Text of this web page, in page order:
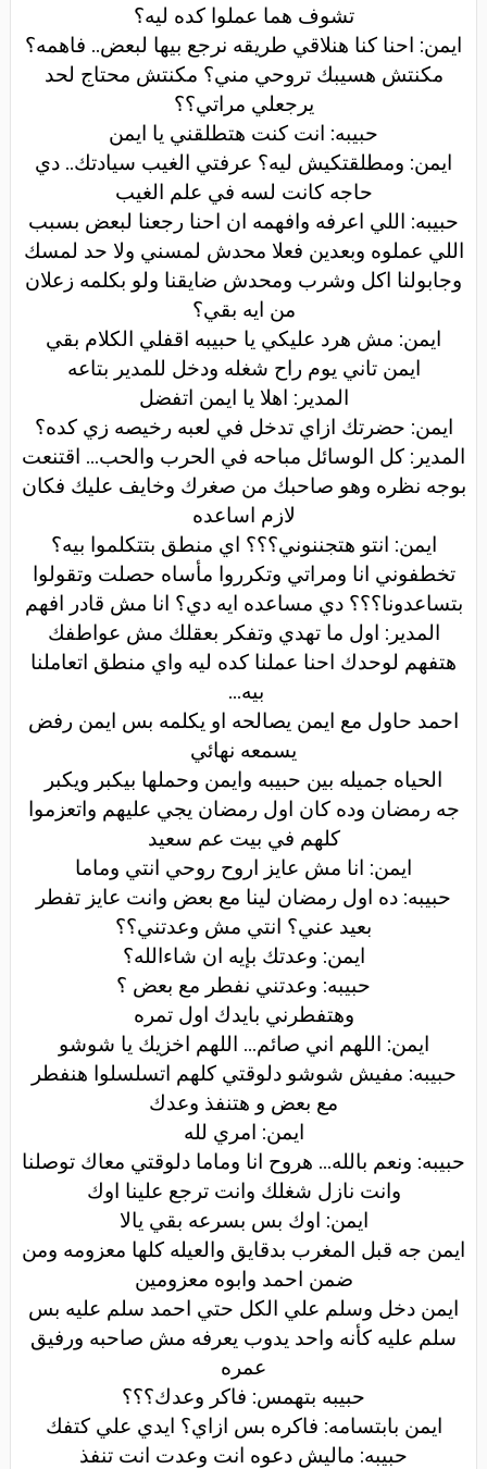
تشوف هما عملوا كده ليه؟
ايمن: احنا كنا هنلاقي طريقه نرجع بيها لبعض.. فاهمه؟
مكنتش هسيبك تروحي مني؟ مكنتش محتاج لحد
يرجعلي مراتي؟؟
حبيبه: انت كنت هتطلقني يا ايمن
ايمن: ومطلقتكيش ليه؟ عرفتي الغيب سيادتك.. دي
حاجه كانت لسه في علم الغيب
حبيبه: اللي اعرفه وافهمه ان احنا رجعنا لبعض بسبب
اللي عملوه وبعدين فعلا محدش لمسني ولا حد لمسك
وجابولنا اكل وشرب ومحدش ضايقنا ولو بكلمه زعلان
من ايه بقي؟
ايمن: مش هرد عليكي يا حبيبه اقفلي الكلام بقي
ايمن تاني يوم راح شغله ودخل للمدير بتاعه
المدير: اهلا يا ايمن اتفضل
ايمن: حضرتك ازاي تدخل في لعبه رخيصه زي كده؟
المدير: كل الوسائل مباحه في الحرب والحب... اقتنعت
بوجه نظره وهو صاحبك من صغرك وخايف عليك فكان
لازم اساعده
ايمن: انتو هتجننوني؟؟؟ اي منطق بتتكلموا بيه؟
تخطفوني انا ومراتي وتكرروا مأساه حصلت وتقولوا
بتساعدونا؟؟؟ دي مساعده ايه دي؟ انا مش قادر افهم
المدير: اول ما تهدي وتفكر بعقلك مش عواطفك
هتفهم لوحدك احنا عملنا كده ليه واي منطق اتعاملنا
بيه...
احمد حاول مع ايمن يصالحه او يكلمه بس ايمن رفض
يسمعه نهائي
الحياه جميله بين حبيبه وايمن وحملها بيكبر ويكبر
جه رمضان وده كان اول رمضان يجي عليهم واتعزموا
كلهم في بيت عم سعيد
ايمن: انا مش عايز اروح روحي انتي وماما
حبيبه: ده اول رمضان لينا مع بعض وانت عايز تفطر
بعيد عني؟ انتي مش وعدتني؟؟
ايمن: وعدتك بإيه ان شاءالله؟
حبيبه: وعدتني نفطر مع بعض ؟
وهتفطرني بايدك اول تمره
ايمن: اللهم اني صائم... اللهم اخزيك يا شوشو
حبيبه: مفيش شوشو دلوقتي كلهم اتسلسلوا هنفطر
مع بعض و هتنفذ وعدك
ايمن: امري لله
حبيبه: ونعم بالله... هروح انا وماما دلوقتي معاك توصلنا
وانت نازل شغلك وانت ترجع علينا اوك
ايمن: اوك بس بسرعه بقي يالا
ايمن جه قبل المغرب بدقايق والعيله كلها معزومه ومن
ضمن احمد وابوه معزومين
ايمن دخل وسلم علي الكل حتي احمد سلم عليه بس
سلم عليه كأنه واحد يدوب يعرفه مش صاحبه ورفيق
عمره
حبيبه بتهمس: فاكر وعدك؟؟؟
ايمن بابتسامه: فاكره بس ازاي؟ ايدي علي كتفك
حبيبه: ماليش دعوه انت وعدت انت تنفذ